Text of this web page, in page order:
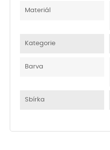
Materiál
Kategorie
Barva
Sbírka